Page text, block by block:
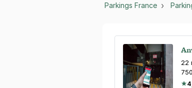
Parkings France
22